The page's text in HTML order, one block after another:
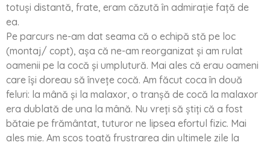
totuși distantă, frate, eram căzută în admirație față de
ea.
Pe parcurs ne-am dat seama că o echipă stă pe loc
(montaj/ copt), așa că ne-am reorganizat și am rulat
oamenii pe la cocă și umplutură. Mai ales că erau oameni
care își doreau să învețe cocă. Am făcut coca în două
feluri: la mână și la malaxor, o tranșă de cocă la malaxor
era dublată de una la mână. Nu vreți să știți că a fost
bătaie pe frământat, tuturor ne lipsea efortul fizic. Mai
ales mie. Am scos toată frustrarea din ultimele zile la